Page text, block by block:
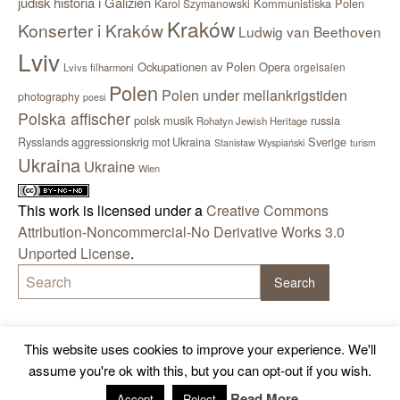
Karol Szymanowski
Konserter i KrakówKraków Ludwig van Beethoven
Lviv Lvivs filharmoni Ockupationen av Polen Opera orgelsalen
photography poesi Polen Polen under mellankrigstiden
Polska affischer polsk musik Rohatyn Jewish Heritage russia
Rysslands aggressionskrig mot Ukraina Stanisław Wyspiański Sverige turism
Ukraina Ukraine Wien
This work is licensed under aCreative Commons
Attribution-Noncommercial-No Derivative Works 3.0
Unported License.
This website uses cookies to improve your experience. We'll
assume you're ok with this, but you can opt-out if you wish.